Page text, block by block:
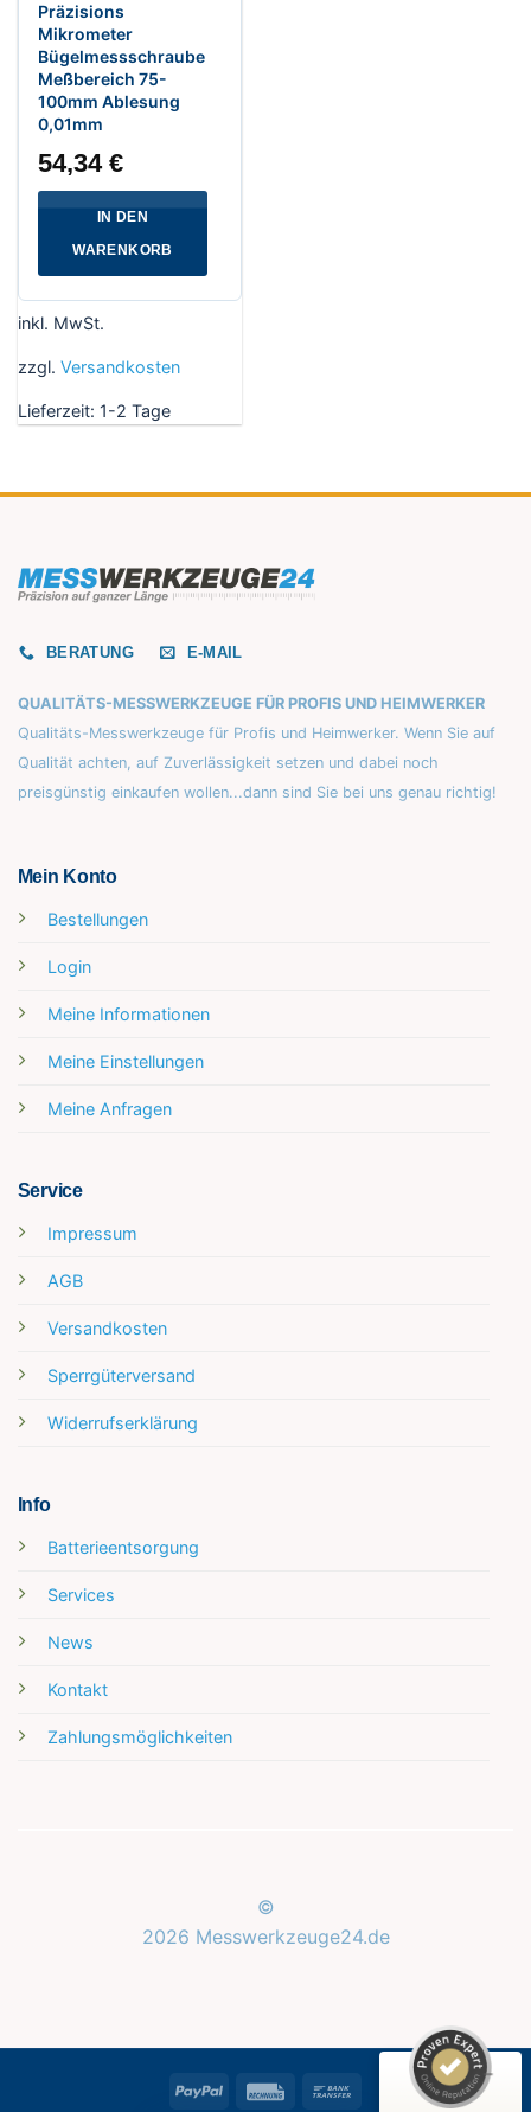
Präzisions
Mikrometer
Bügelmessschraube
Meßbereich 75-
100mm Ablesung
0,01mm
54,34€
IN DEN
WARENKORB
inkl. MwSt.
zzgl. Versandkosten
Lieferzeit: 1-2 Tage
BERATUNG E-MAIL
QUALITÄTS-MESSWERKZEUGE FÜR PROFIS UND HEIMWERKER
Qualitäts-Messwerkzeuge für Profis und Heimwerker. Wenn Sie auf
Qualität achten, auf Zuverlässigkeit setzen und dabei noch
preisgünstig einkaufen wollen...dann sind Sie bei uns genau richtig!
Mein Konto
Bestellungen
Login
Meine Informationen
Meine Einstellungen
Meine Anfragen
Service
Impressum
AGB
Versandkosten
Sperrgüterversand
Widerrufserklärung
Info
Batterieentsorgung
Services
News
Kontakt
Zahlungsmöglichkeiten
©
2026 Messwerkzeuge24.de
PayPal Rechung
Bewertung auf ProvenExpert.com